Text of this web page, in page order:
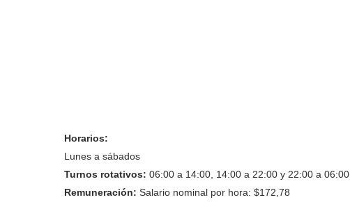
Horarios:
Lunes a sábados
Turnos rotativos: 06:00 a 14:00, 14:00 a 22:00 y 22:00 a 06:00
Remuneración: Salario nominal por hora: $172,78